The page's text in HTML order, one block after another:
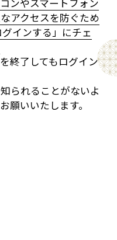
ンやスマートフォン
アクセスを防ぐため
インする」にチェ
終了してもログイン
られることがないよ
願いいたします。